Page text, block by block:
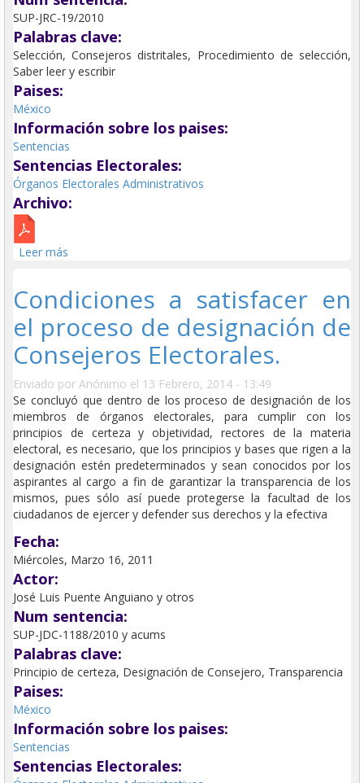
SUP-JRC-19/2010
Palabras clave:
Selección, Consejeros distritales, Procedimiento de selección,
Saber leer y escribir
Paises:
México
Información sobre los paises:
Sentencias
Sentencias Electorales:
Órganos Electorales Administrativos
Archivo:
Leer más
Condiciones a satisfacer en
el proceso de designación de
Consejeros Electorales.
Enviado por Anónimo el 13 Febrero, 2014 - 13:49
Se concluyó que dentro de los proceso de designación de los
miembros de órganos electorales, para cumplir con los
principios de certeza y objetividad, rectores de la materia
electoral, es necesario, que los principios y bases que rigen a la
designación estén predeterminados y sean conocidos por los
aspirantes al cargo a fin de garantizar la transparencia de los
mismos, pues sólo así puede protegerse la facultad de los
ciudadanos de ejercer y defender sus derechos y la efectiva
Fecha:
Miércoles, Marzo 16, 2011
Actor:
José Luis Puente Anguiano y otros
Num sentencia:
SUP-JDC-1188/2010 y acums
Palabras clave:
Principio de certeza, Designación de Consejero, Transparencia
Paises:
México
Información sobre los paises:
Sentencias
Sentencias Electorales: